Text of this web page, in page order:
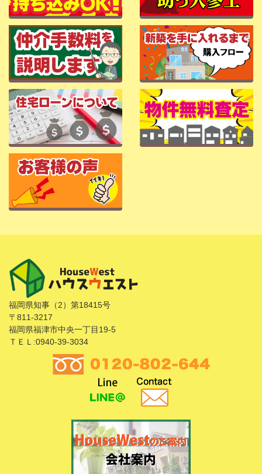
福岡県知事（2）第18415号
〒811-3217
福岡県福津市中央一丁目19-5
ＴＥＬ:0940-39-3034